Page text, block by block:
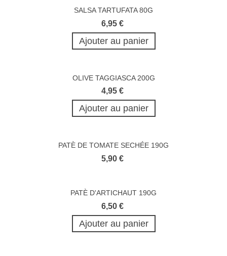
SALSA TARTUFATA 80G
6,95 €
Ajouter au panier
OLIVE TAGGIASCA 200G
4,95 €
Ajouter au panier
PATÈ DE TOMATE SECHÉE 190G
5,90 €
PATÈ D'ARTICHAUT 190G
6,50 €
Ajouter au panier